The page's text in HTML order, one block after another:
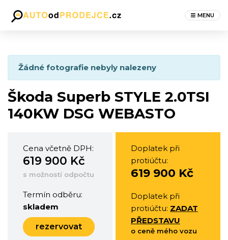
MENU
Žádné fotografie nebyly nalezeny
Škoda Superb STYLE 2.0TSI
140KW DSG WEBASTO
Cena včetně DPH:
619 900 Kč
s možností odpočtu
Termín odběru:
skladem
rezervovat
Doplatek při
protiúčtu:
619 900 Kč
Doplatek při
protiúčtu: ZADAT
PŘEDSTAVU
o ceně mého vozu